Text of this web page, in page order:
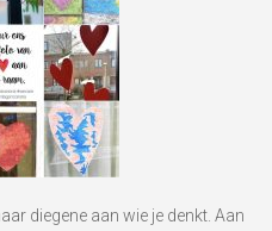
diegene aan wie je denkt. Aan